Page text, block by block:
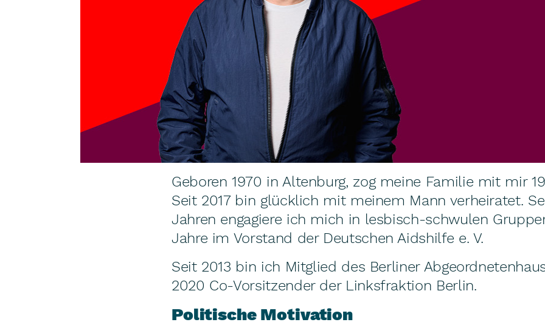
Geboren 1970 in Altenburg, zog meine Familie mit mir
Seit 2017 bin glücklich mit meinem Mann verheiratet.
Jahren engagiere ich mich in lesbisch-schwulen
Jahre im Vorstand der Deutschen Aidshilfe e. V.
Seit 2013 bin ich Mitglied des Berliner
2020 Co-Vorsitzender der Linksfraktion Berlin.
Politische Motivation